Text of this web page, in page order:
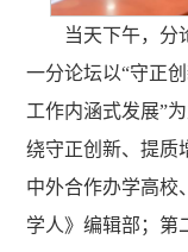
当天下午，分
一分论坛以“守正
工作内涵式发展”
绕守正创新、提质
中外合作办学高校
学人》编辑部；第